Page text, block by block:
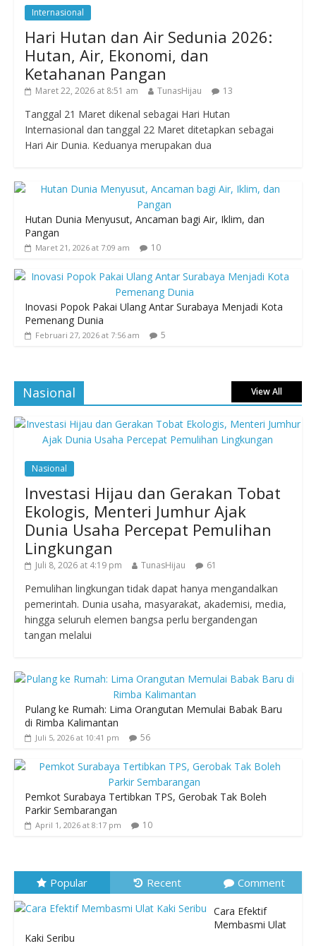
Internasional
Hari Hutan dan Air Sedunia 2026:
Hutan, Air, Ekonomi, dan
Ketahanan Pangan
Maret 22, 2026 at 8:51 am TunasHijau 13
Tanggal 21 Maret dikenal sebagai Hari Hutan
Internasional dan tanggal 22 Maret ditetapkan sebagai
Hari Air Dunia. Keduanya merupakan dua
Hutan Dunia Menyusut, Ancaman bagi Air, Iklim, dan
Pangan
Maret 21, 2026 at 7:09 am 10
Inovasi Popok Pakai Ulang Antar Surabaya Menjadi Kota
Pemenang Dunia
Februari 27, 2026 at 7:56 am 5
Nasional View All
Nasional
Investasi Hijau dan Gerakan Tobat
Ekologis, Menteri Jumhur Ajak
Dunia Usaha Percepat Pemulihan
Lingkungan
Juli 8, 2026 at 4:19 pm TunasHijau 61
Pemulihan lingkungan tidak dapat hanya mengandalkan
pemerintah. Dunia usaha, masyarakat, akademisi, media,
hingga seluruh elemen bangsa perlu bergandengan
tangan melalui
Pulang ke Rumah: Lima Orangutan Memulai Babak Baru
di Rimba Kalimantan
Juli 5, 2026 at 10:41 pm 56
Pemkot Surabaya Tertibkan TPS, Gerobak Tak Boleh
Parkir Sembarangan
April 1, 2026 at 8:17 pm 10
Popular Recent Comment
Cara Efektif
Membasmi Ulat
Kaki Seribu